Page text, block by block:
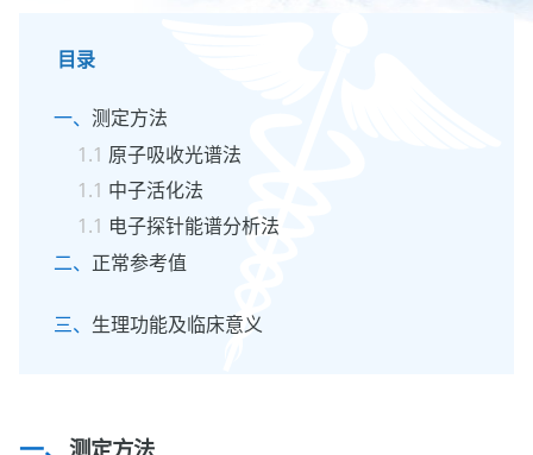
目录
测定方法
原子吸收光谱法
中子活化法
电子探针能谱分析法
正常参考值
生理功能及临床意义
测定方法